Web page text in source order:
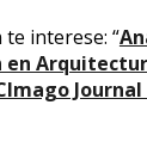
interese: “
en
Journal